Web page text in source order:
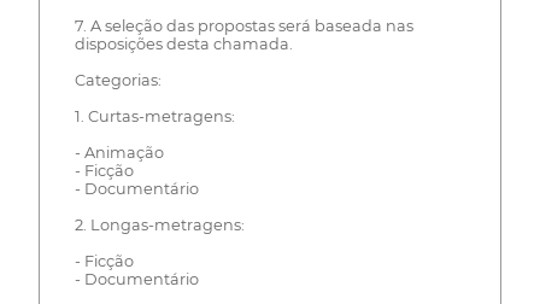
7. A seleção das propostas será baseada nas
disposições desta chamada.
Categorias:
1. Curtas-metragens:
- Animação
- Ficção
- Documentário
2. Longas-metragens:
- Ficção
- Documentário